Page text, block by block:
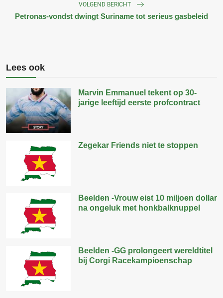
VOLGEND BERICHT
Petronas-vondst dwingt Suriname tot serieus gasbeleid
Lees ook
Marvin Emmanuel tekent op 30-
jarige leeftijd eerste profcontract
Zegekar Friends niet te stoppen
Beelden -Vrouw eist 10 miljoen dollar
na ongeluk met honkbalknuppel
Beelden -GG prolongeert wereldtitel
bij Corgi Racekampioenschap